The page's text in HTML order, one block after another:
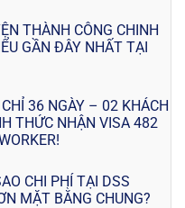
THÀNH CÔNG CHINH
GẦN ĐÂY NHẤT TẠI
36 NGÀY – 02 KHÁCH
THỨC NHẬN VISA 482
CHI PHÍ TẠI DSS
MẶT BẰNG CHUNG?